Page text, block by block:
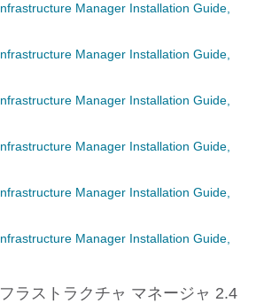
Manager Installation Guide,
Manager Installation Guide,
Manager Installation Guide,
Manager Installation Guide,
Manager Installation Guide,
Manager Installation Guide,
ラストラクチャ マネージャ 2.4